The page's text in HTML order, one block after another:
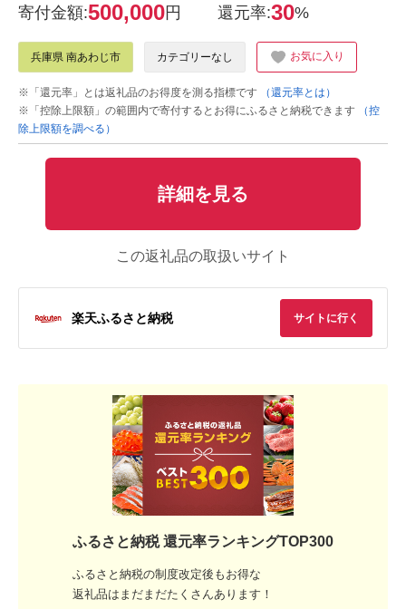
寄付金額:500,000円 還元率:30%
兵庫県 南あわじ市 カテゴリーなし お気に入り
※「還元率」とは返礼品のお得度を測る指標です
（還元率とは）
※「控除上限額」の範囲内で寄付するとお得にふるさと納税できます
（控
除上限額を調べる）
詳細を見る
この返礼品の取扱いサイト
楽天ふるさと納税 サイトに行く
ふるさと納税 還元率ランキングTOP300
ふるさと納税の制度改定後もお得な
返礼品はまだまだたくさんあります！